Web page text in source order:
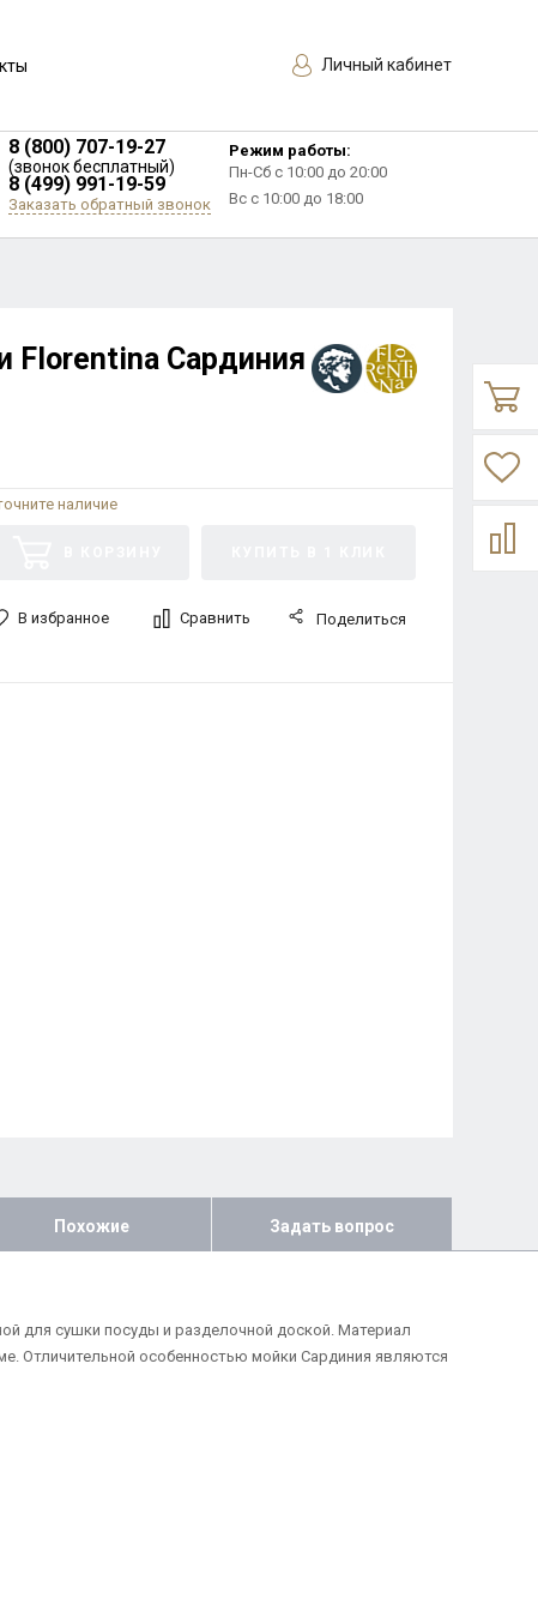
Личный кабинет
8 (800) 707-19-27
(звонок бесплатный)
8 (499) 991-19-59
Заказать обратный звонок
Режим работы:
Пн-Сб с 10:00 до 20:00
Вс с 10:00 до 18:00
Florentina Сардиния
наличие
В избранное Сравнить Поделиться
Похожие Задать вопрос
для сушки посуды и разделочной доской. Материал
Отличительной особенностью мойки Сардиния являются